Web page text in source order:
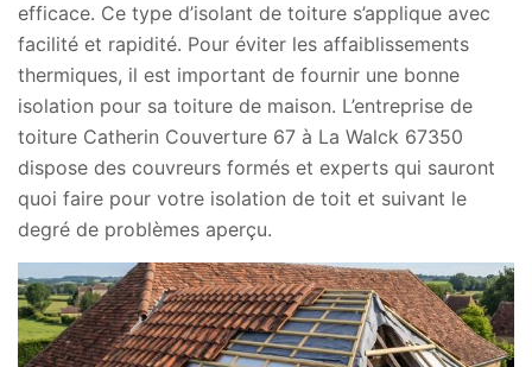
efficace. Ce type d’isolant de toiture s’applique avec
facilité et rapidité. Pour éviter les affaiblissements
thermiques, il est important de fournir une bonne
isolation pour sa toiture de maison. L’entreprise de
toiture Catherin Couverture 67 à La Walck 67350
dispose des couvreurs formés et experts qui sauront
quoi faire pour votre isolation de toit et suivant le
degré de problèmes aperçu.